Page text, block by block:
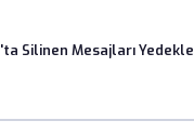
Silinen Mesajları